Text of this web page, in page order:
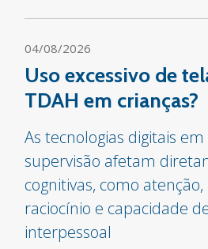
04/08/2026
Uso excessivo de
TDAH em crianças?
As tecnologias digitais
supervisão afetam
cognitivas, como
raciocínio e capacidade
interpessoal